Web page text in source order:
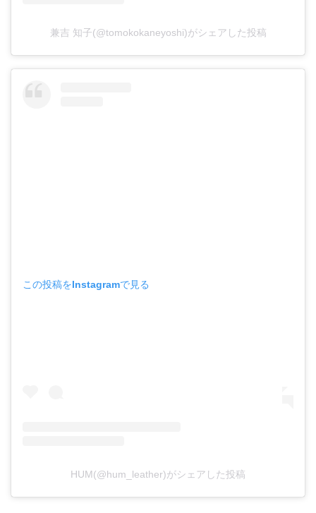
兼吉 知子(@tomokokaneyoshi)がシェアした投稿
この投稿をInstagramで見る
HUM(@hum_leather)がシェアした投稿